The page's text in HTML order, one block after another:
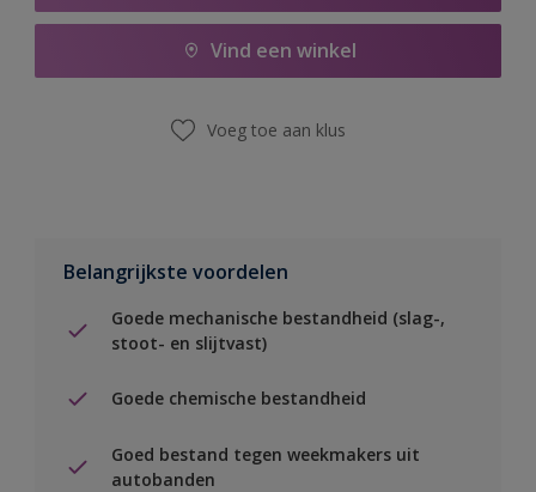
Vind een winkel
Voeg toe aan klus
Belangrijkste voordelen
Goede mechanische bestandheid (slag-,
stoot- en slijtvast)
Goede chemische bestandheid
Goed bestand tegen weekmakers uit
autobanden